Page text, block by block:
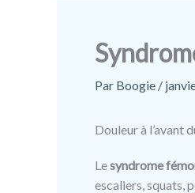
Par Boogie /
Douleur à l’avant
Lesyndrome
escaliers, squats,